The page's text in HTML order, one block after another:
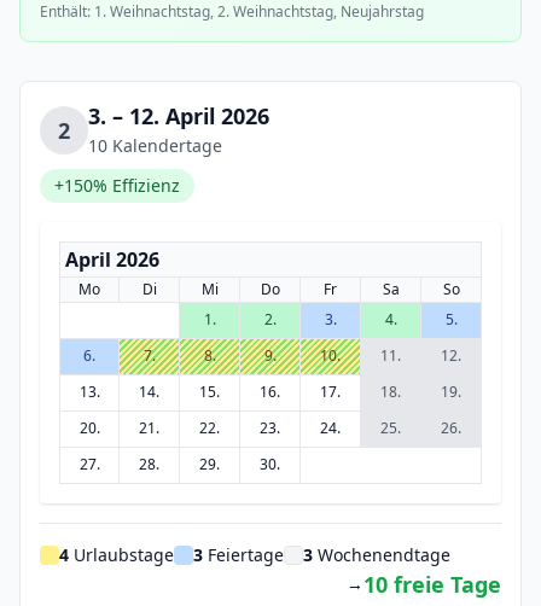
Enthält: 1. Weihnachtstag, 2. Weihnachtstag, Neujahrstag
2 3. – 12. April 2026
10 Kalendertage
+150% Effizienz
April 2026
Mo Di Mi Do Fr Sa
So
1.
2. 3. 4.
5.
6.
7. 8. 9. 10. 11.
12.
13.
14. 15. 16. 17. 18.
19.
20.
21. 22. 23. 24. 25.
26.
27.
28. 29. 30.
4 Urlaubstage 3 Feiertage 3 Wochenendtage
→ 10 freie Tage